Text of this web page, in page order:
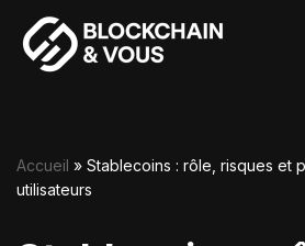
Aller
Accueil » Stablecoins : rôle, risques et
utilisateurs